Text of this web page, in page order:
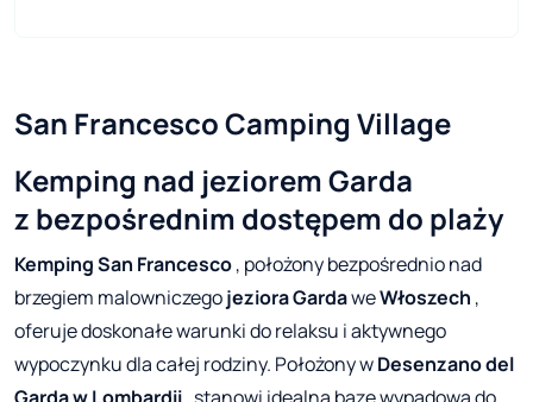
San Francesco Camping Village
Kemping nad jeziorem Garda
z bezpośrednim dostępem do plaży
Kemping San Francesco, położony bezpośrednio nad
brzegiem malowniczegojeziora GardaweWłoszech ,
oferuje doskonałe warunki do relaksu i aktywnego
wypoczynku dla całej rodziny. Położony wDesenzano del